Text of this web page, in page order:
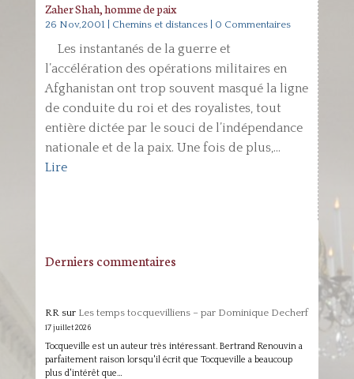
Zaher Shah, homme de paix
26 Nov,2001 Chemins et distances| 0 Commentaires
Les instantanés de la guerre et
l’accélération des opérations militaires en
Afghanistan ont trop souvent masqué la ligne
de conduite du roi et des royalistes, tout
entière dictée par le souci de l’indépendance
nationale et de la paix. Une fois de plus,...
Lire
Derniers commentaires
RRsur Les temps tocquevilliens – par Dominique Decherf
17 juillet 2026
Tocqueville est un auteur très intéressant. Bertrand Renouvin a
parfaitement raison lorsqu'il écrit que Tocqueville a beaucoup
plus d'intérêt que…